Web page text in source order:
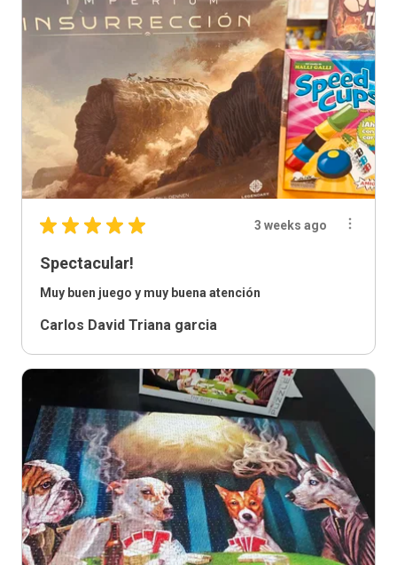
★ ★ ★ ★ ★ 3 weeks ago
Spectacular!
Muy buen juego y muy buena atención
Carlos David Triana garcia